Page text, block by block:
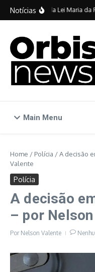
Ir para o conteúdo
Notícias
Vinte anos da Lei Maria da
Main Menu
Home / Polícia /A decisão
Valente
Polícia
A decisão
– por
Por Nelson Valente